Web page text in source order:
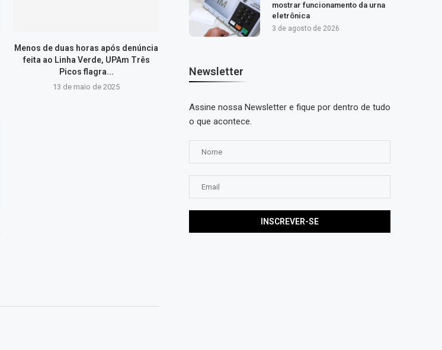
Menos de duas horas após denúncia
feita ao Linha Verde, UPAm Três
Picos flagra...
13 de maio de 2025
mostrar funcionamento da urna
eletrônica
3 de agosto de 2026
Newsletter
Assine nossa Newsletter e fique por dentro de tudo
o que acontece.